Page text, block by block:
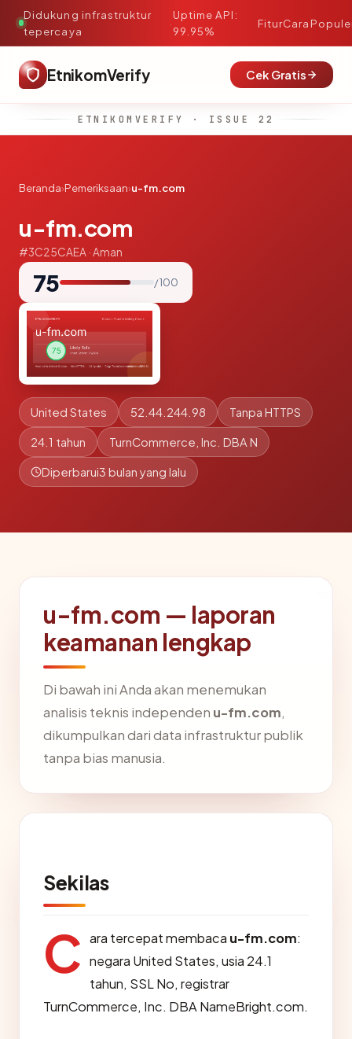
Didukung infrastruktur
tepercaya
·
Uptime API:
99.95%
FiturCara
EtnikomVerify Cek Gratis
ETNIKOMVERIFY · ISSUE 22
Beranda›Pemeriksaan›u-fm.com
u-fm.com
#3C25CAEA · Aman
75 / 100
United States 52.44.244.98 Tanpa HTTPS
24.1 tahun TurnCommerce, Inc. DBA N
Diperbarui3 bulan yang lalu
u-fm.com — laporan
keamanan lengkap
Di bawah ini Anda akan menemukan
analisis teknis independen u-fm.com,
dikumpulkan dari data infrastruktur publik
tanpa bias manusia.
Sekilas
C ara tercepat membaca u-fm.com:
negara United States, usia 24.1
tahun, SSL No, registrar
TurnCommerce, Inc. DBA NameBright.com.